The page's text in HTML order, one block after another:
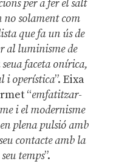
per a fer el salt
no solament com
que fa un ús de
al luminisme de
faceta onírica,
i operística”. Eixa
“emfatitzar-
i el modernisme
plena pulsió amb
contacte amb la
temps”.